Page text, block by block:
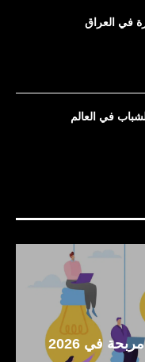
في العراق
في العالم
في 2026